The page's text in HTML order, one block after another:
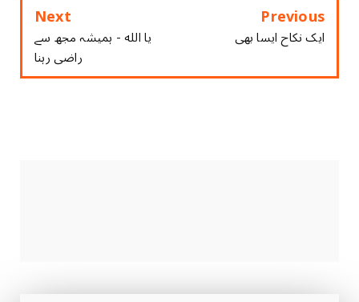
Previous
ایک نکاح ایسا بھی
Next
یا الله - ہمیشہ مجھ سے
راضی رہنا